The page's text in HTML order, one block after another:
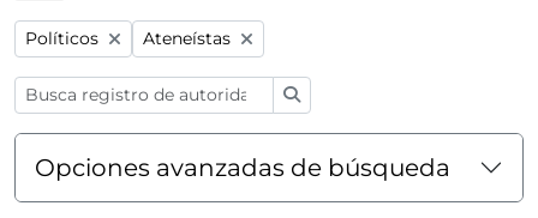
Remove filter:
Políticos Remove filter:
Ateneístas
Opciones avanzadas de búsqueda